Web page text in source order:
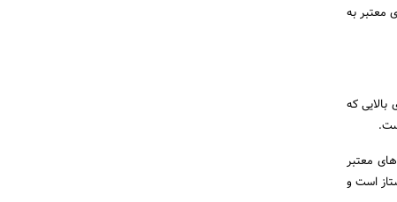
معتبر به
که
معتبر
است و